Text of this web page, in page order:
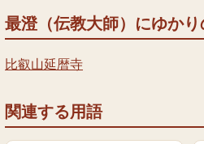
最澄（伝教大師） にゆか
比叡山延暦寺
関連する用語